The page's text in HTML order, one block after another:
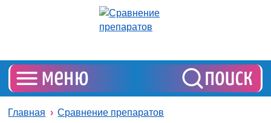
Главная Сравнение препаратов